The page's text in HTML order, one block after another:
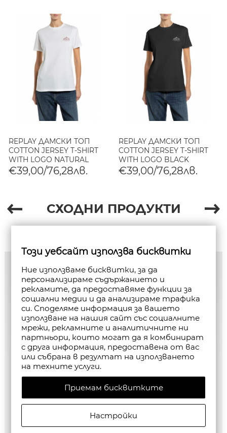
REPLAY ДАМСКИ ТОП
COTTON JERSEY T-SHIRT
WITH LOGO NATURAL
WHITE
€39,00/76,28лв.
REPLAY ДАМСКИ ТОП
COTTON JERSEY T-SHIRT
WITH LOGO BLACK
€39,00/76,28лв.
СХОДНИ ПРОДУКТИ
Този уебсайт използва бисквитки
Ние използваме бисквитки, за да
персонализираме съдържанието и
рекламите, да предоставяме функции за
социални медии и да анализираме трафика
си. Споделяме информация за вашето
използване на нашия сайт със социалните
мрежи, рекламните и аналитичните ни
партньори, които могат да я комбинират
с друга информация, предоставена от вас
или събрана в резултат на използването
на техните услуги.
Приемам бисквитките
Настройки